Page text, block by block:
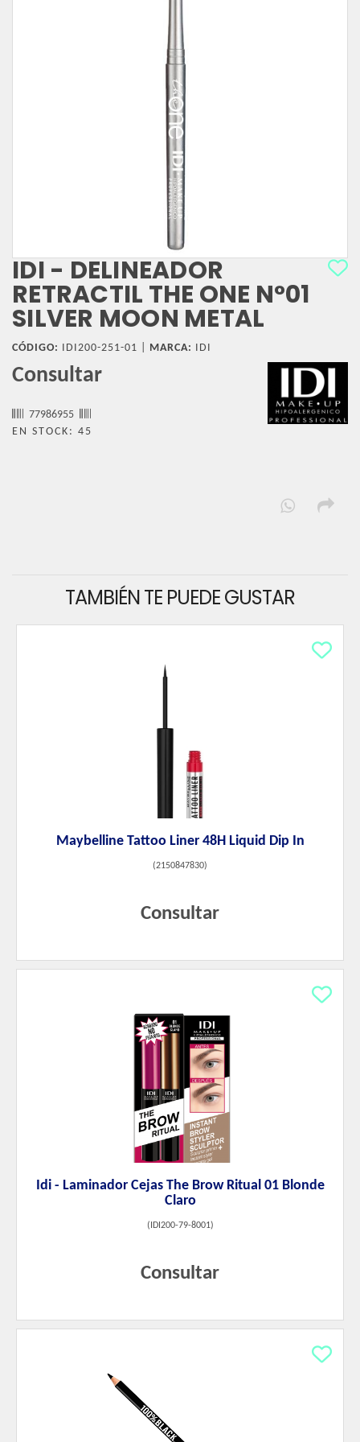
IDI - DELINEADOR
RETRACTIL THE ONE N°01
SILVER MOON METAL
CÓDIGO: IDI200-251-01 | MARCA: IDI
Consultar
77986955
EN STOCK: 45
TAMBIÉN TE PUEDE GUSTAR
Maybelline Tattoo Liner 48H Liquid Dip In
(2150847830)
Consultar
Idi - Laminador Cejas The Brow Ritual 01 Blonde
Claro
( IDI200-79-8001)
Consultar